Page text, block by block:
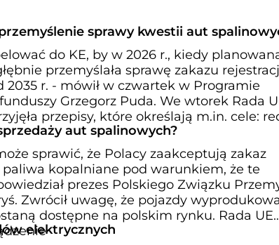
sprawy kwestii aut
do KE, by w 2026 r., kiedy
przemyślała sprawę zakazu
r. - mówił w czwartek w Programie
Grzegorz Puda. We wtorek Rada
przepisy, które określają m.in. cele:
aut spalinowych?
sprawić, że Polacy zaakceptują zakaz
kopalniane pod warunkiem, że te
prezes Polskiego Związku
Zwrócił uwagę, że pojazdy
dostępne na polskim rynku. Rada UE
elektrycznych